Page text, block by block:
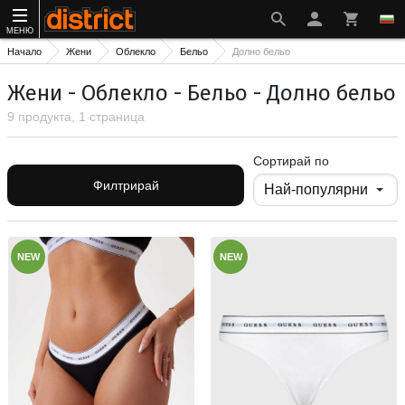
МЕНЮ
Начало Жени Облекло Бельо Долно бельо
Жени - Облекло - Бельо - Долно бельо
9 продукта, 1 страница
Филтрирай
Сортирай по
NEW NEW